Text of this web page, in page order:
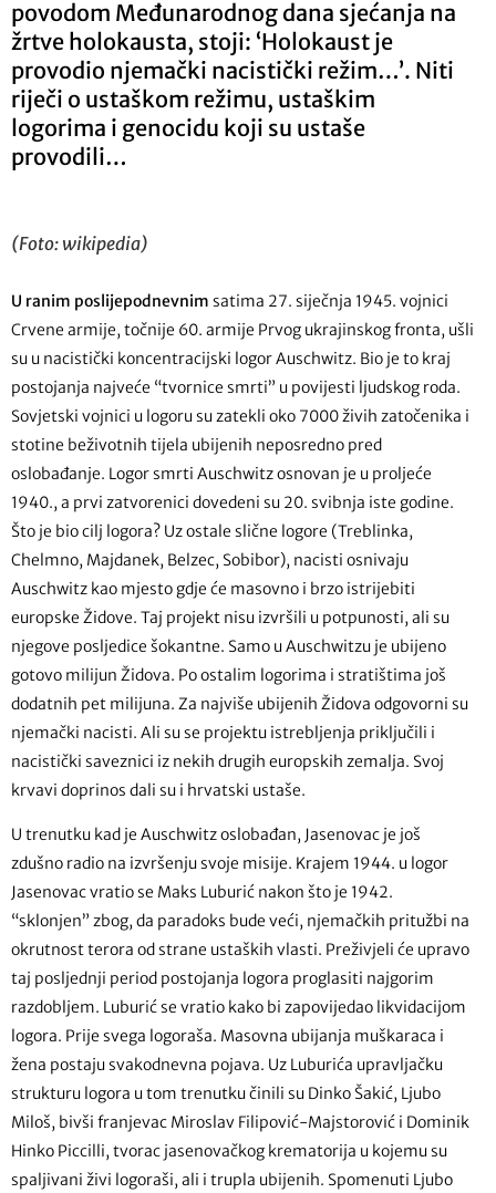
povodom Međunarodnog dana sjećanja na
žrtve holokausta, stoji: ‘Holokaust je
provodio njemački nacistički režim…’. Niti
riječi o ustaškom režimu, ustaškim
logorima i genocidu koji su ustaše
provodili…
(Foto: wikipedia)
U ranim poslijepodnevnim satima 27. siječnja 1945. vojnici
Crvene armije, točnije 60. armije Prvog ukrajinskog fronta, ušli
su u nacistički koncentracijski logor Auschwitz. Bio je to kraj
postojanja najveće “tvornice smrti” u povijesti ljudskog roda.
Sovjetski vojnici u logoru su zatekli oko 7000 živih zatočenika i
stotine beživotnih tijela ubijenih neposredno pred
oslobađanje. Logor smrti Auschwitz osnovan je u proljeće
1940., a prvi zatvorenici dovedeni su 20. svibnja iste godine.
Što je bio cilj logora? Uz ostale slične logore (Treblinka,
Chelmno, Majdanek, Belzec, Sobibor), nacisti osnivaju
Auschwitz kao mjesto gdje će masovno i brzo istrijebiti
europske Židove. Taj projekt nisu izvršili u potpunosti, ali su
njegove posljedice šokantne. Samo u Auschwitzu je ubijeno
gotovo milijun Židova. Po ostalim logorima i stratištima još
dodatnih pet milijuna. Za najviše ubijenih Židova odgovorni su
njemački nacisti. Ali su se projektu istrebljenja priključili i
nacistički saveznici iz nekih drugih europskih zemalja. Svoj
krvavi doprinos dali su i hrvatski ustaše.
U trenutku kad je Auschwitz oslobađan, Jasenovac je još
zdušno radio na izvršenju svoje misije. Krajem 1944. u logor
Jasenovac vratio se Maks Luburić nakon što je 1942.
“sklonjen” zbog, da paradoks bude veći, njemačkih pritužbi na
okrutnost terora od strane ustaških vlasti. Preživjeli će upravo
taj posljednji period postojanja logora proglasiti najgorim
razdobljem. Luburić se vratio kako bi zapovijedao likvidacijom
logora. Prije svega logoraša. Masovna ubijanja muškaraca i
žena postaju svakodnevna pojava. Uz Luburića upravljačku
strukturu logora u tom trenutku činili su Dinko Šakić, Ljubo
Miloš, bivši franjevac Miroslav Filipović-Majstorović i Dominik
Hinko Piccilli, tvorac jasenovačkog krematorija u kojemu su
spaljivani živi logoraši, ali i trupla ubijenih. Spomenuti Ljubo